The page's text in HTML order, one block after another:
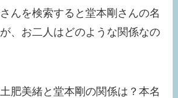
んを検索すると堂本剛さんの名
、お二人はどのような関係なの
肥美緒と堂本剛の関係は？本名